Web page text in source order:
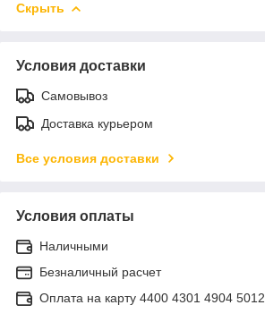
Скрыть
Условия доставки
Самовывоз
Доставка курьером
Все условия доставки
Условия оплаты
Наличными
Безналичный расчет
Оплата на карту 4400 4301 4904 5012